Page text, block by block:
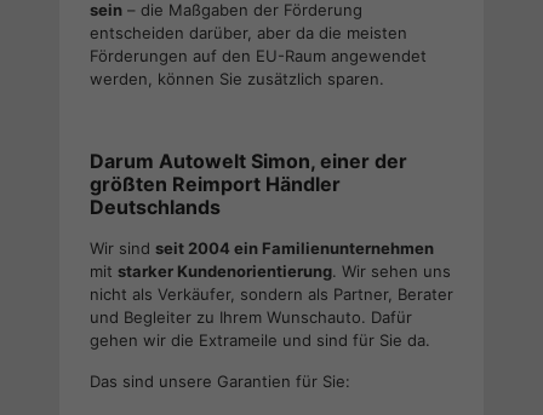
sein – die Maßgaben der Förderung
entscheiden darüber, aber da die meisten
Förderungen auf den EU-Raum angewendet
werden, können Sie zusätzlich sparen.
Darum Autowelt Simon, einer der
größten Reimport Händler
Deutschlands
Wir sind seit 2004 ein Familienunternehmen
mit starker Kundenorientierung. Wir sehen uns
nicht als Verkäufer, sondern als Partner, Berater
und Begleiter zu Ihrem Wunschauto. Dafür
gehen wir die Extrameile und sind für Sie da.
Das sind unsere Garantien für Sie: